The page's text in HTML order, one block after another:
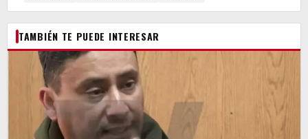
TAMBIÉN TE PUEDE INTERESAR